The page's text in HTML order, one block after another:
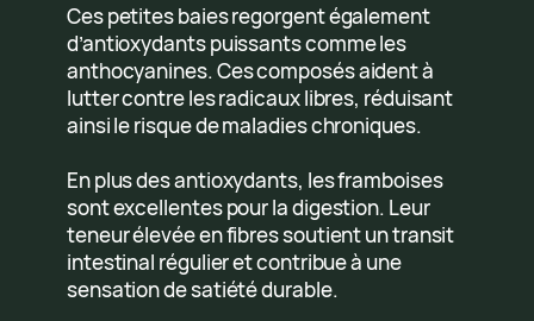
Ces petites baies regorgent également
d’antioxydants puissants comme les
anthocyanines. Ces composés aident à
lutter contre les radicaux libres, réduisant
ainsi le risque de maladies chroniques.
En plus des antioxydants, les framboises
sont excellentes pour la digestion. Leur
teneur élevée en fibres soutient un transit
intestinal régulier et contribue à une
sensation de satiété durable.